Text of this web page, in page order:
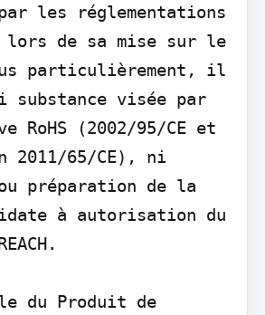
les réglementations
lors de sa mise sur le
particulièrement, il
substance visée par
RoHS (2002/95/CE et
2011/65/CE), ni
préparation de la
à autorisation du
du Produit de